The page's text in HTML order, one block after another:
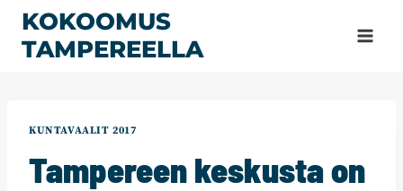
Siirry
sisältöön
KOKOOMUS
TAMPEREELLA
KUNTAVAALIT 2017
Tampereen keskusta on